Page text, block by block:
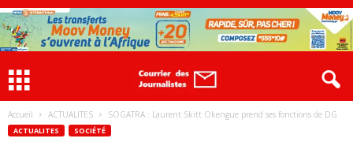
Accueil ACTUALITES SOGATRA : Laurent Skitt Okengue prend ses fonctions de DG
ACTUALITES SOCIÉTÉ